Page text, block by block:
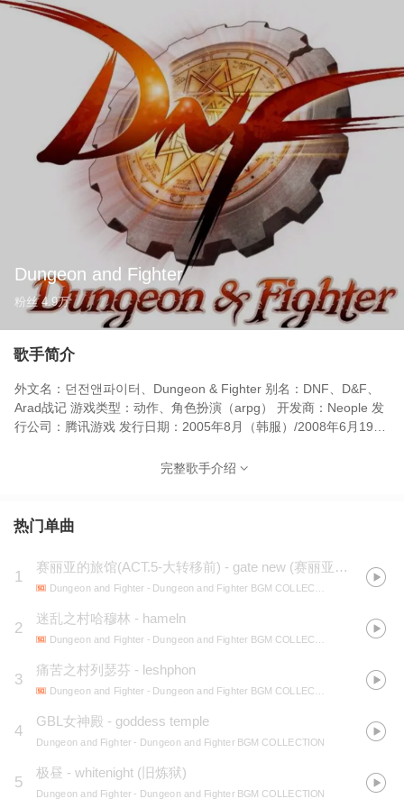
Dungeon and Fighter
粉丝 4.9万
歌手简介
外文名：던전앤파이터、Dungeon & Fighter 别名：DNF、D&F、
Arad战记 游戏类型：动作、角色扮演（arpg） 开发商：Neople 发
行公司：腾讯游戏 发行日期：2005年8月（韩服）/2008年6月19日
Fighter，简称DNF）是由韩国（Neople）开发、中国内地由腾讯游
戏的特色。以任务引导角色成长为中心，结合副本、PVP、PVE为
装备道具。每个人物有10个道具装备位置，在游戏中可以允许最多4
个玩家进行组队挑战关卡，同样也可以进行4对4的PK。 2021年12
月16日—2022年1月20日，DNF全新加入奥兹玛怪物，新增试炼模
式匹配模式与试炼模式单人排名。 2022年9月，韩服《地下城与勇
士》公开了“第八季Act3.机械革命：开战”的预告视频。
完整歌手介绍
热门单曲
1
赛丽亚的旅馆(ACT.5-大转移前) - gate new (赛丽亚之歌−纯音乐版
Dungeon and Fighter - Dungeon and Fighter BGM COLLECTION
2
迷乱之村哈穆林 - hameln
Dungeon and Fighter - Dungeon and Fighter BGM COLLECTION
3
痛苦之村列瑟芬 - leshphon
Dungeon and Fighter - Dungeon and Fighter BGM COLLECTION
4
GBL女神殿 - goddess temple
Dungeon and Fighter - Dungeon and Fighter BGM COLLECTION
5
极昼 - whitenight ( 旧炼狱)
Dungeon and Fighter - Dungeon and Fighter BGM COLLECTION